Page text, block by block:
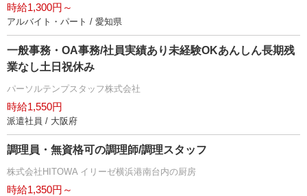
時給1,300円～
アルバイト・パート / 愛知県
一般事務・OA事務/社員実績あり未経験OKあんしん長期残
業なし土日祝休み
パーソルテンプスタッフ株式会社
時給1,550円
派遣社員 / 大阪府
調理員・無資格可の調理師/調理スタッフ
株式会社HITOWA イリーゼ横浜港南台内の厨房
時給1,350円～